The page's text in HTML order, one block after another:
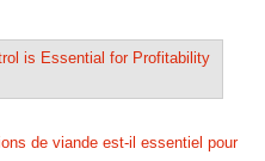
de viande est-il essentiel pour